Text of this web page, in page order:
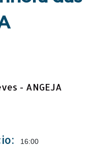
- ANGEJA
16:00